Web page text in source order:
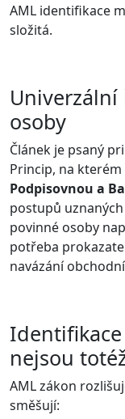
AML identifikace
složitá.
Univerzální
osoby
Článek je psaný
Princip, na
Podpisovnou a
postupů
povinné osoby
potřeba
navázání
nejsou
AML zákon
směšují: